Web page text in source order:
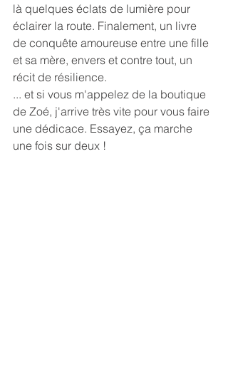
là quelques éclats de lumière pour
éclairer la route. Finalement, un livre
de conquête amoureuse entre une fille
et sa mère, envers et contre tout, un
récit de résilience.
... et si vous m'appelez de la boutique
de Zoé, j'arrive très vite pour vous faire
une dédicace. Essayez, ça marche
une fois sur deux !